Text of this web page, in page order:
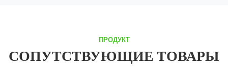
ПРОДУКТ
СОПУТСТВУЮЩИЕ ТОВАРЫ